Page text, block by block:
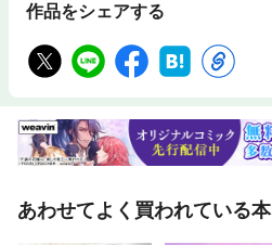
作品をシェアする
あわせてよく買われている本